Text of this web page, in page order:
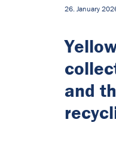
26. January
and